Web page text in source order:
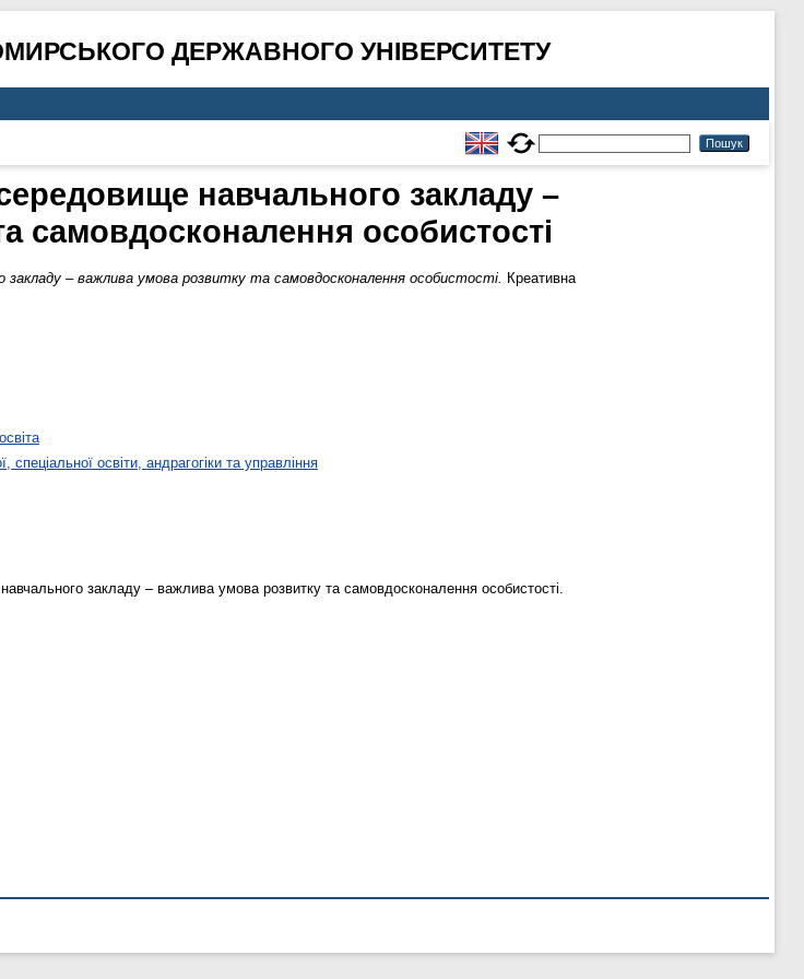
ДЕРЖАВНОГО УНІВЕРСИТЕТУ
навчального закладу –
самовдосконалення особистості
закладу – важлива умова розвитку та самовдосконалення особистості. Креативна
спеціальної освіти, андрагогіки та управління
закладу – важлива умова розвитку та самовдосконалення особистості.